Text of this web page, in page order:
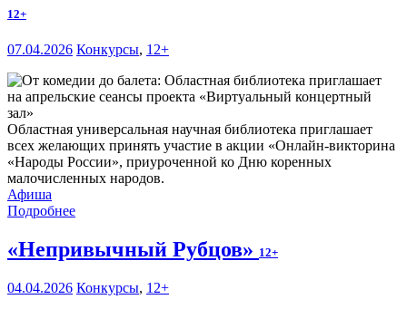
12+
07.04.2026 Конкурсы, 12+
Областная универсальная научная библиотека приглашает
всех желающих принять участие в акции «Онлайн-викторина
«Народы России», приуроченной ко Дню коренных
малочисленных народов.
Афиша
Подробнее
«Непривычный Рубцов» 12+
04.04.2026 Конкурсы, 12+